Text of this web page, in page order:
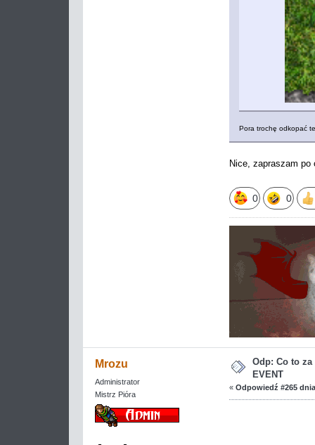
Pora trochę odkopać
Nice, zapraszam po
0 0
Mrozu
Administrator
Mistrz Pióra
Odp: Co to za
EVENT
« Odpowiedź #265